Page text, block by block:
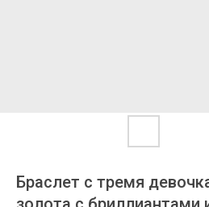
Браслет с тремя